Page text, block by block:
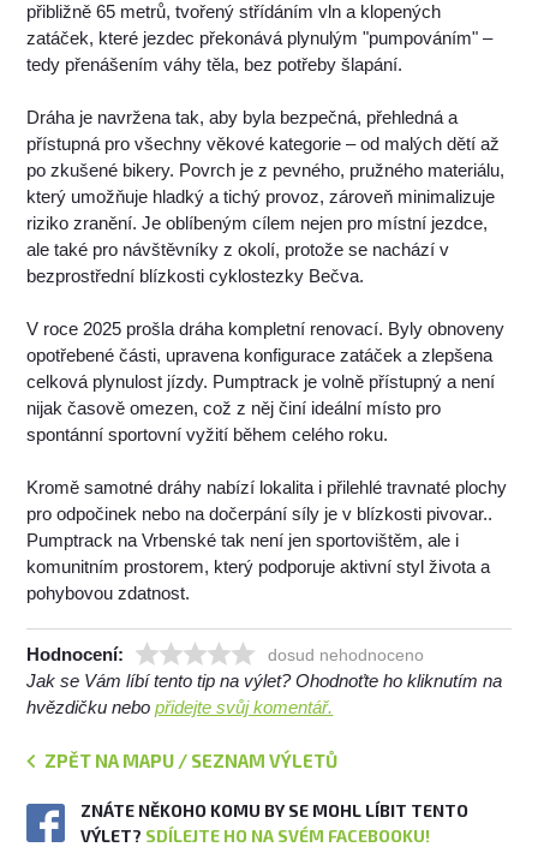
přibližně 65 metrů, tvořený střídáním vln a klopených
zatáček, které jezdec překonává plynulým "pumpováním" –
tedy přenášením váhy těla, bez potřeby šlapání.
Dráha je navržena tak, aby byla bezpečná, přehledná a
přístupná pro všechny věkové kategorie – od malých dětí až
po zkušené bikery. Povrch je z pevného, pružného materiálu,
který umožňuje hladký a tichý provoz, zároveň minimalizuje
riziko zranění. Je oblíbeným cílem nejen pro místní jezdce,
ale také pro návštěvníky z okolí, protože se nachází v
bezprostřední blízkosti cyklostezky Bečva.
V roce 2025 prošla dráha kompletní renovací. Byly obnoveny
opotřebené části, upravena konfigurace zatáček a zlepšena
celková plynulost jízdy. Pumptrack je volně přístupný a není
nijak časově omezen, což z něj činí ideální místo pro
spontánní sportovní vyžití během celého roku.
Kromě samotné dráhy nabízí lokalita i přilehlé travnaté plochy
pro odpočinek nebo na dočerpání síly je v blízkosti pivovar..
Pumptrack na Vrbenské tak není jen sportovištěm, ale i
komunitním prostorem, který podporuje aktivní styl života a
pohybovou zdatnost.
Hodnocení: dosud nehodnoceno
Jak se Vám líbí tento tip na výlet? Ohodnoťte ho kliknutím na
hvězdičku nebopřidejte svůj komentář.
ZPĚT NA MAPU / SEZNAM VÝLETŮ
ZNÁTE NĚKOHO KOMU BY SE MOHL LÍBIT TENTO
VÝLET? SDÍLEJTE HO NA SVÉM FACEBOOKU!